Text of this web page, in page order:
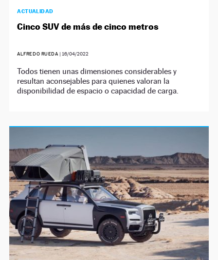
ACTUALIDAD
Cinco SUV de más de cinco metros
ALFREDO RUEDA | 16/04/2022
Todos tienen unas dimensiones considerables y
resultan aconsejables para quienes valoran la
disponibilidad de espacio o capacidad de carga.